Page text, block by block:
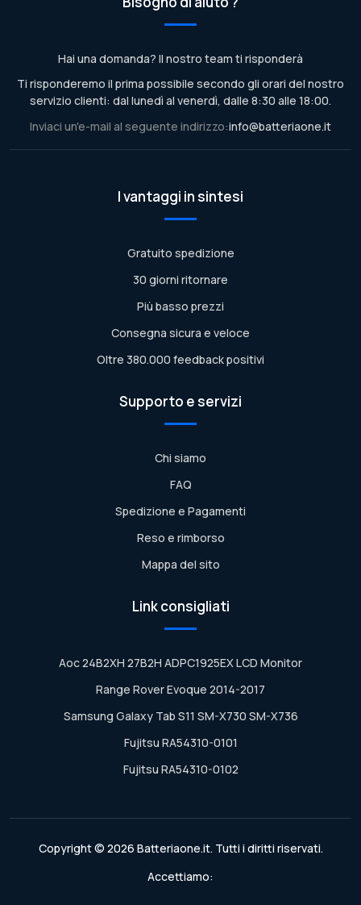
Hai una domanda? Il nostro team ti risponderà
Ti risponderemo il prima possibile secondo gli orari del nostro
servizio clienti: dal lunedì al venerdì, dalle 8:30 alle 18:00.
Inviaci un'e-mail al seguente indirizzo:info@batteriaone.it
I vantaggi in sintesi
Gratuito spedizione
30 giorni ritornare
Più basso prezzi
Consegna sicura e veloce
Oltre 380.000 feedback positivi
Supporto e servizi
Chi siamo
FAQ
Spedizione e Pagamenti
Reso e rimborso
Mappa del sito
Link consigliati
Aoc 24B2XH 27B2H ADPC1925EX LCD Monitor
Range Rover Evoque 2014-2017
Samsung Galaxy Tab S11 SM-X730 SM-X736
Fujitsu RA54310-0101
Fujitsu RA54310-0102
Copyright © 2026 Batteriaone.it. Tutti i diritti riservati.
Accettiamo: